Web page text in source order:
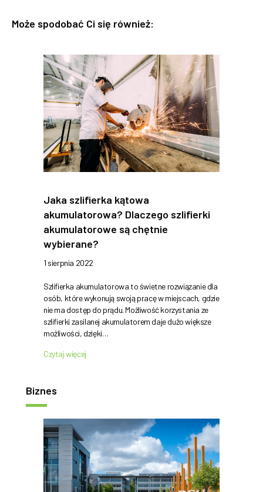
Może spodobać Ci się również:
Jaka szlifierka kątowa
akumulatorowa? Dlaczego szlifierki
akumulatorowe są chętnie
wybierane?
1 sierpnia 2022
Szlifierka akumulatorowa to świetne rozwiązanie dla
osób, które wykonują swoją pracę w miejscach, gdzie
nie ma dostęp do prądu. Możliwość korzystania ze
szlifierki zasilanej akumulatorem daje dużo większe
możliwości, dzięki…
Czytaj więcej
Biznes